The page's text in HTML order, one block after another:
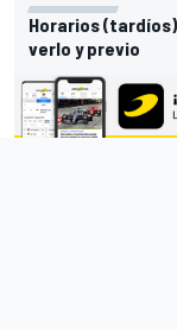
Horarios (tardíos)
verlo y previo